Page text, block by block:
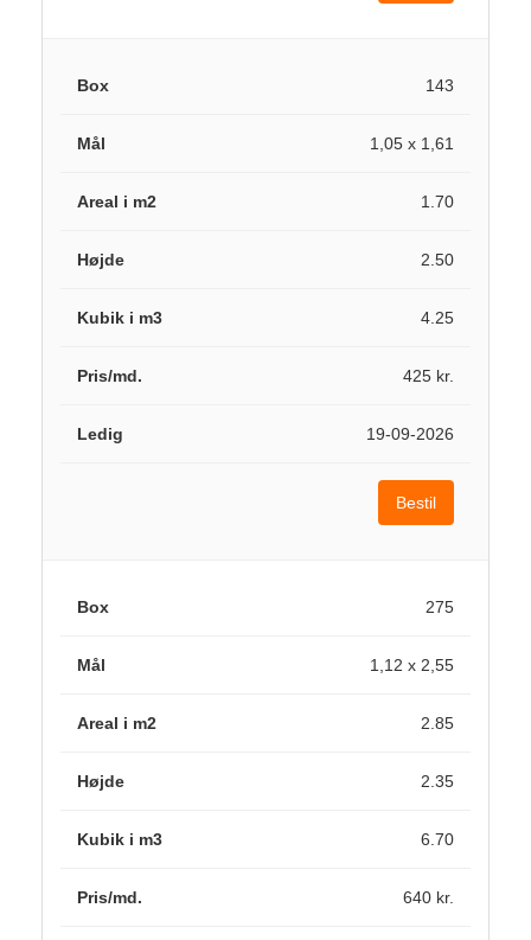
143
1,05 x 1,61
1.70
2.50
4.25
425 kr.
19-09-2026
Bestil
275
1,12 x 2,55
2.85
2.35
6.70
640 kr.